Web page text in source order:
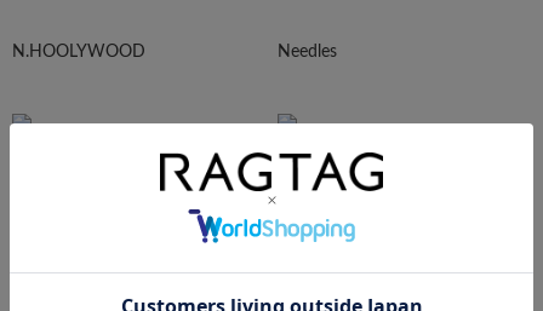
N.HOOLYWOOD Needles
HUMAN MADE